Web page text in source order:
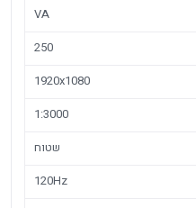
VA
250
1920x1080
1:3000
שטוח
120Hz